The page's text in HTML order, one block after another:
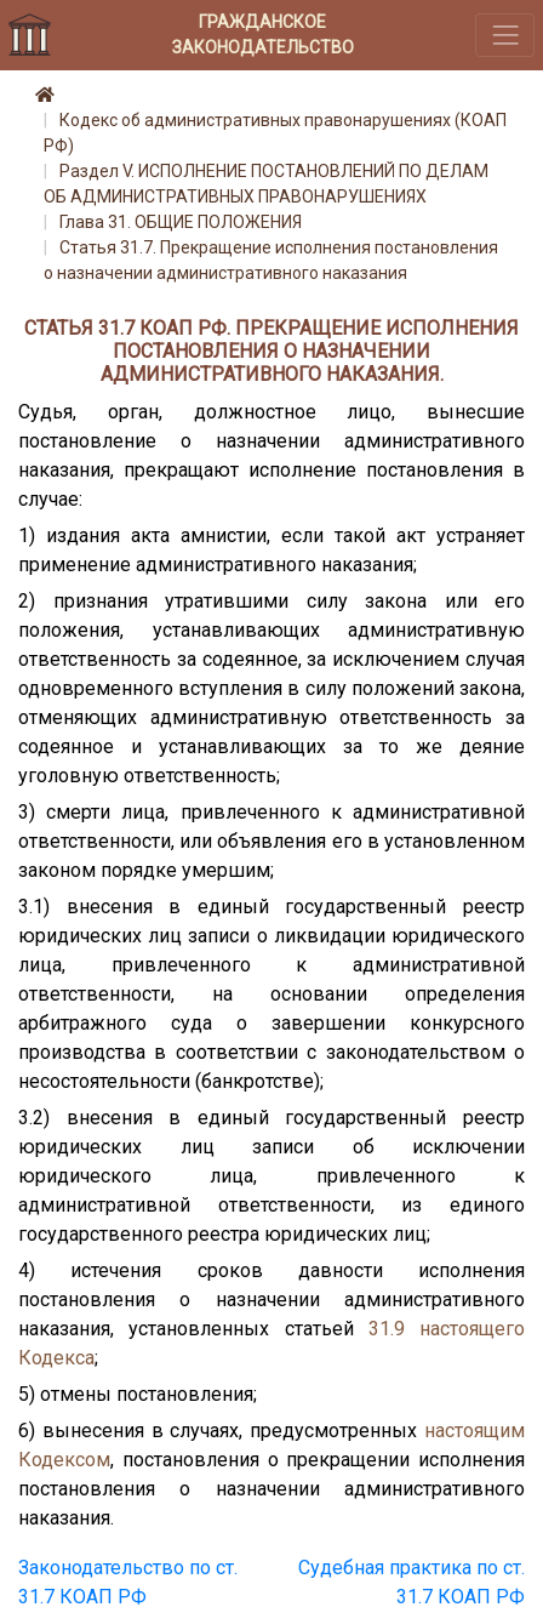
ГРАЖДАНСКОЕ
ЗАКОНОДАТЕЛЬСТВО
Кодекс об административных правонарушениях (КОАП
РФ)
Раздел V. ИСПОЛНЕНИЕ ПОСТАНОВЛЕНИЙ ПО ДЕЛАМ
ОБ АДМИНИСТРАТИВНЫХ ПРАВОНАРУШЕНИЯХ
Глава 31. ОБЩИЕ ПОЛОЖЕНИЯ
Статья 31.7. Прекращение исполнения постановления
о назначении административного наказания
СТАТЬЯ 31.7 КОАП РФ. ПРЕКРАЩЕНИЕ ИСПОЛНЕНИЯ
ПОСТАНОВЛЕНИЯ О НАЗНАЧЕНИИ
АДМИНИСТРАТИВНОГО НАКАЗАНИЯ.
Судья, орган, должностное лицо, вынесшие
постановление о назначении административного
наказания, прекращают исполнение постановления в
случае:
1) издания акта амнистии, если такой акт устраняет
применение административного наказания;
2) признания утратившими силу закона или его
положения, устанавливающих административную
ответственность за содеянное, за исключением случая
одновременного вступления в силу положений закона,
отменяющих административную ответственность за
содеянное и устанавливающих за то же деяние
уголовную ответственность;
3) смерти лица, привлеченного к административной
ответственности, или объявления его в установленном
законом порядке умершим;
3.1) внесения в единый государственный реестр
юридических лиц записи о ликвидации юридического
лица, привлеченного к административной
ответственности, на основании определения
арбитражного суда о завершении конкурсного
производства в соответствии с законодательством о
несостоятельности (банкротстве);
3.2) внесения в единый государственный реестр
юридических лиц записи об исключении
юридического лица, привлеченного к
административной ответственности, из единого
государственного реестра юридических лиц;
4) истечения сроков давности исполнения
постановления о назначении административного
наказания, установленных статьей 31.9
настоящего
Кодекса;
5) отмены постановления;
6) вынесения в случаях, предусмотренных настоящим
Кодексом, постановления о прекращении исполнения
постановления о назначении административного
наказания.
Законодательство по ст.
31.7 КОАП РФ
Судебная практика по ст.
31.7 КОАП РФ